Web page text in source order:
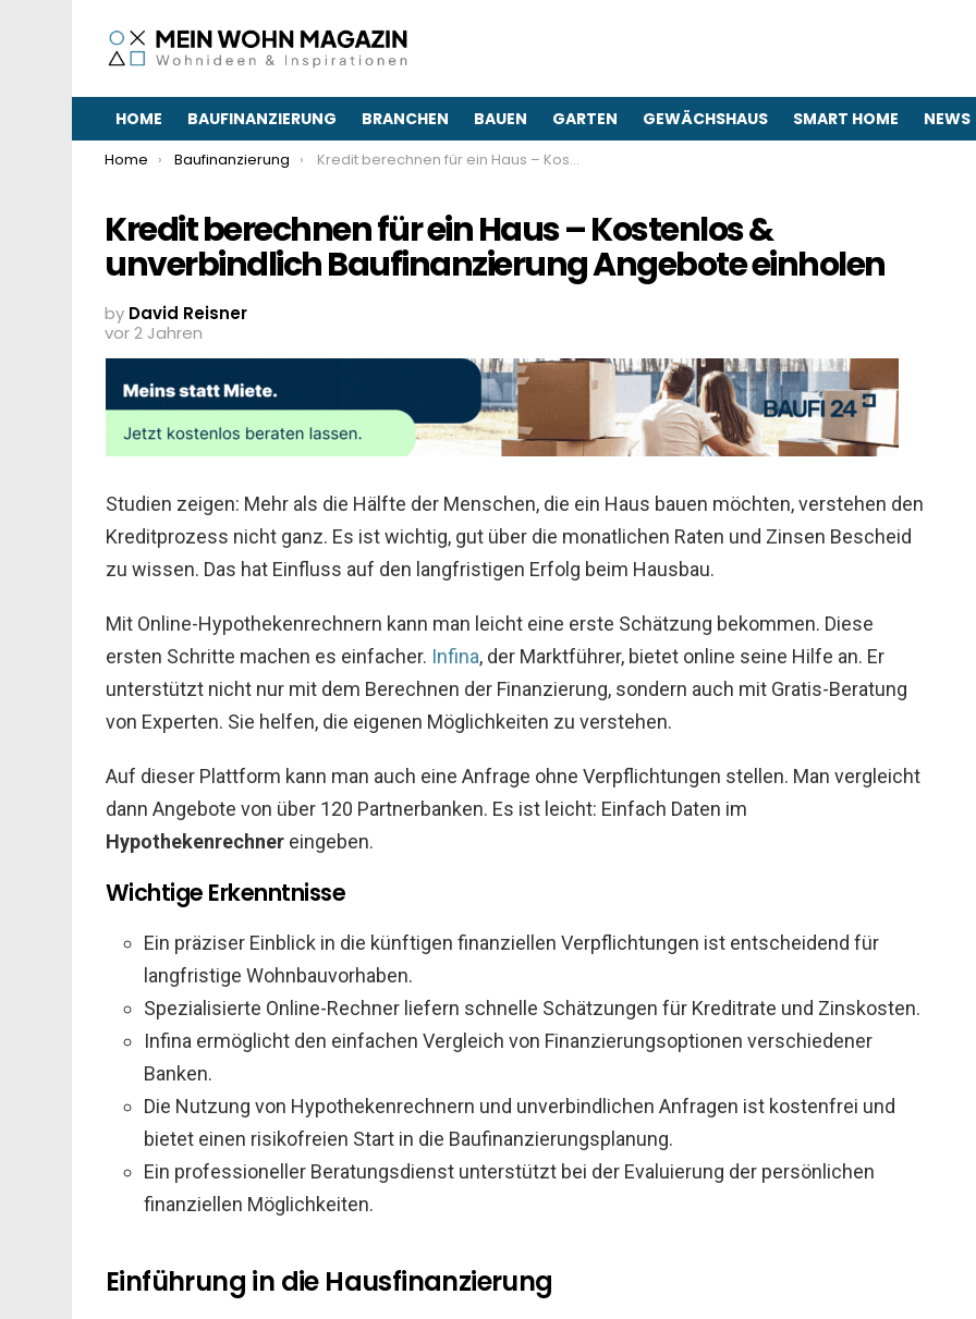
HOME BAUFINANZIERUNG BRANCHEN BAUEN GARTEN GEWÄCHSHAUS SMART HOME NEWS
You are here:
Home Baufinanzierung Kredit berechnen für ein Haus – Kostenlos & unverbindlich Baufinanzierung Angebote einholen
Kredit berechnen für ein Haus – Kostenlos &
unverbindlich Baufinanzierung Angebote einholen
by David Reisner
vor 2 Jahren
Studien zeigen: Mehr als die Hälfte der Menschen, die ein Haus bauen möchten, verstehen den
Kreditprozess nicht ganz. Es ist wichtig, gut über die monatlichen Raten und Zinsen Bescheid
zu wissen. Das hat Einfluss auf den langfristigen Erfolg beim Hausbau.
Mit Online-Hypothekenrechnern kann man leicht eine erste Schätzung bekommen. Diese
ersten Schritte machen es einfacher. Infina, der Marktführer, bietet online seine Hilfe an. Er
unterstützt nicht nur mit dem Berechnen der Finanzierung, sondern auch mit Gratis-Beratung
von Experten. Sie helfen, die eigenen Möglichkeiten zu verstehen.
Auf dieser Plattform kann man auch eine Anfrage ohne Verpflichtungen stellen. Man vergleicht
dann Angebote von über 120 Partnerbanken. Es ist leicht: Einfach Daten im
Hypothekenrechner eingeben.
Wichtige Erkenntnisse
Ein präziser Einblick in die künftigen finanziellen Verpflichtungen ist entscheidend für
langfristige Wohnbauvorhaben.
Spezialisierte Online-Rechner liefern schnelle Schätzungen für Kreditrate und Zinskosten.
Infina ermöglicht den einfachen Vergleich von Finanzierungsoptionen verschiedener
Banken.
Die Nutzung von Hypothekenrechnern und unverbindlichen Anfragen ist kostenfrei und
bietet einen risikofreien Start in die Baufinanzierungsplanung.
Ein professioneller Beratungsdienst unterstützt bei der Evaluierung der persönlichen
finanziellen Möglichkeiten.
Einführung in die Hausfinanzierung